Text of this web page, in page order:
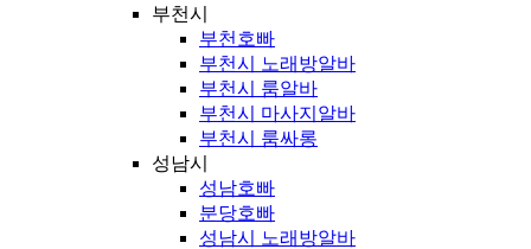
부천시
부천호빠
부천시 노래방알바
부천시 룸알바
부천시 마사지알바
부천시 룸싸롱
성남시
성남호빠
분당호빠
성남시 노래방알바